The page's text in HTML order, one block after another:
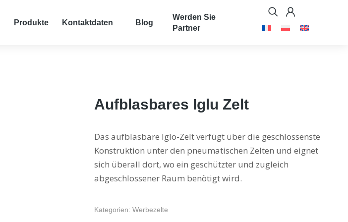
Produkte Kontaktdaten Blog
Werden Sie
Partner
Aufblasbares Iglu Zelt
Das aufblasbare Iglo-Zelt verfügt über die geschlossenste
Konstruktion unter den pneumatischen Zelten und eignet
sich überall dort, wo ein geschützter und zugleich
abgeschlossener Raum benötigt wird.
Kategorien: Werbezelte